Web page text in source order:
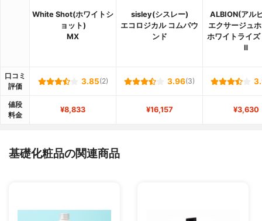
White Shot(ホワイトシ
ョット)
MX
sisley(シスレー)
エコロジカル コムパウ
ンド
ALBION(アル
エクサージュ
ホワイトライズ
Ⅱ
口コミ
評価
3.85(2) 3.96(3)
値段
料金
¥8,833 ¥16,157 ¥3,630
基礎化粧品の関連商品